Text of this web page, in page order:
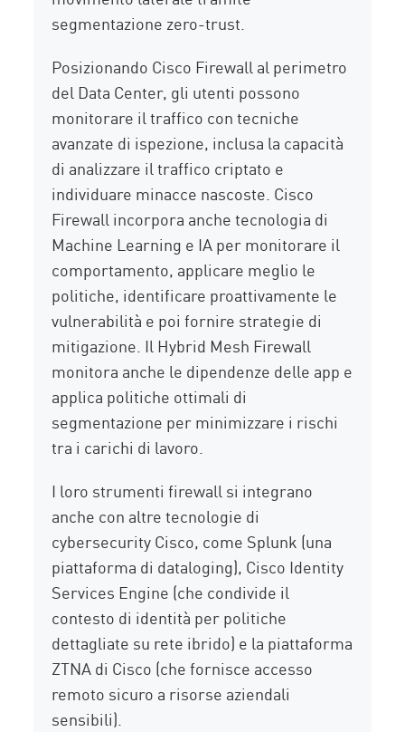
segmentazione zero-trust.
Posizionando Cisco Firewall al perimetro
del Data Center, gli utenti possono
monitorare il traffico con tecniche
avanzate di ispezione, inclusa la capacità
di analizzare il traffico criptato e
individuare minacce nascoste. Cisco
Firewall incorpora anche tecnologia di
Machine Learning e IA per monitorare il
comportamento, applicare meglio le
politiche, identificare proattivamente le
vulnerabilità e poi fornire strategie di
mitigazione. Il Hybrid Mesh Firewall
monitora anche le dipendenze delle app e
applica politiche ottimali di
segmentazione per minimizzare i rischi
tra i carichi di lavoro.
I loro strumenti firewall si integrano
anche con altre tecnologie di
cybersecurity Cisco, come Splunk (una
piattaforma di dataloging), Cisco Identity
Services Engine (che condivide il
contesto di identità per politiche
dettagliate su rete ibrido) e la piattaforma
ZTNA di Cisco (che fornisce accesso
remoto sicuro a risorse aziendali
sensibili).